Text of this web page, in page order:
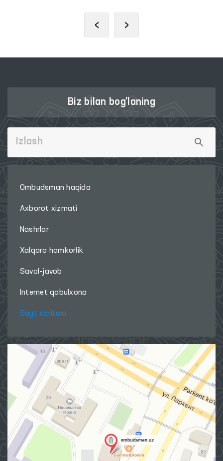
‹ ›
Biz bilan bog'laning
Ombudsman haqida
Axborot xizmati
Nashrlar
Xalqaro hamkorlik
Savol-javob
Internet qabulxona
Sayt xaritasi